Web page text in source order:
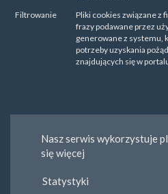
Filtrowanie
Pliki cookies związane z
frazy podawane przez
generowane z systemu,
potrzeby uzyskania
znajdujących się w
Nasz serwis wykorzystuje
się więcej
Statystyki